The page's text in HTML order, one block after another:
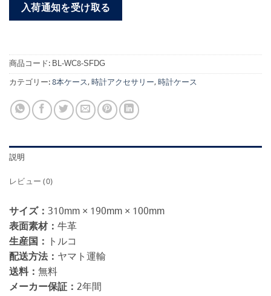
入荷通知を受け取る
商品コード:BL-WC8-SFDG
カテゴリー:8本ケース,時計アクセサリー,時計ケース
説明
レビュー (0)
サイズ： 310mm × 190mm × 100mm
表面素材： 牛革
生産国： トルコ
配送方法： ヤマト運輸
送料： 無料
メーカー保証： 2年間